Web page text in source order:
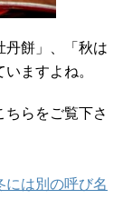
丹餅」、「秋は
ますよね。
ちらをご覧下さ
は別の呼び名